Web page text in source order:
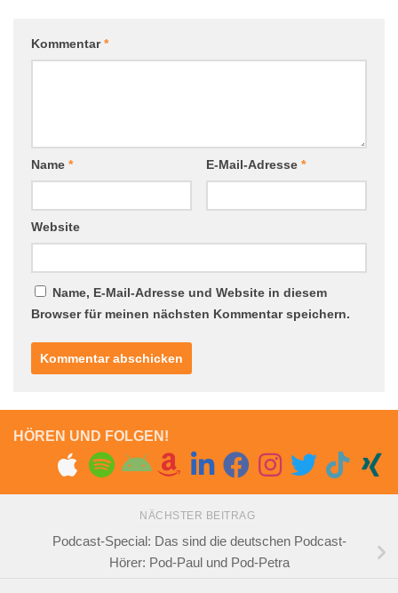
Kommentar*
Name * E-Mail-Adresse *
Website
Name, E-Mail-Adresse und Website in diesem
Browser für meinen nächsten Kommentar speichern.
HÖREN UND FOLGEN!
NÄCHSTER BEITRAG
Podcast-Special: Das sind die deutschen Podcast-
Hörer: Pod-Paul und Pod-Petra